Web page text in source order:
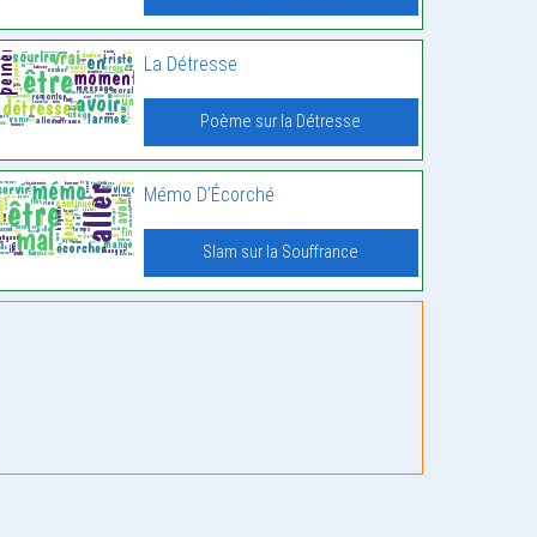
La Détresse
Poème sur la Détresse
Mémo D’Écorché
Slam sur la Souffrance